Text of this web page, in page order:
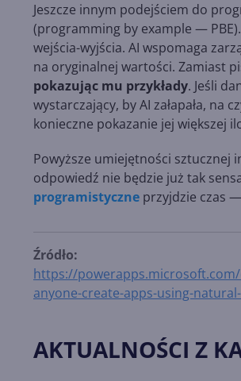
Jeszcze innym podejściem do
(programming by example —
wejścia-wyjścia. AI wspomaga
na oryginalnej wartości. Zamiast
pokazując mu przykłady. Jeśli
wystarczający, by AI załapała,
konieczne pokazanie jej większej
Powyższe umiejętności sztucznej
odpowiedź nie będzie już tak
programistyczne przyjdzie czas
Źródło:
https://
anyone-create-apps-using-
AKTUALNOŚCI Z